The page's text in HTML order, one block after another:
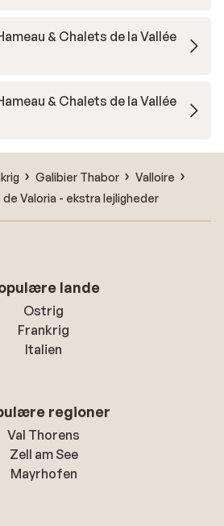
& Chalets de la Vallée
& Chalets de la Vallée
Galibier Thabor
Valloire
Valoria - ekstra lejligheder
lande
Ostrig
Frankrig
Italien
regioner
Val Thorens
Zell am See
Mayrhofen